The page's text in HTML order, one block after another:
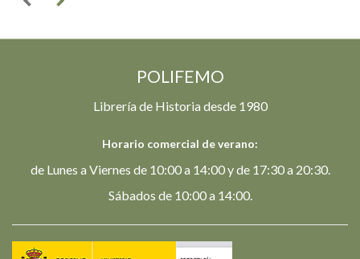
POLIFEMO
Librería de Historia desde 1980
Horario comercial de verano:
de Lunes a Viernes de 10:00 a 14:00 y de 17:30 a 20:30.
Sábados de 10:00 a 14:00.